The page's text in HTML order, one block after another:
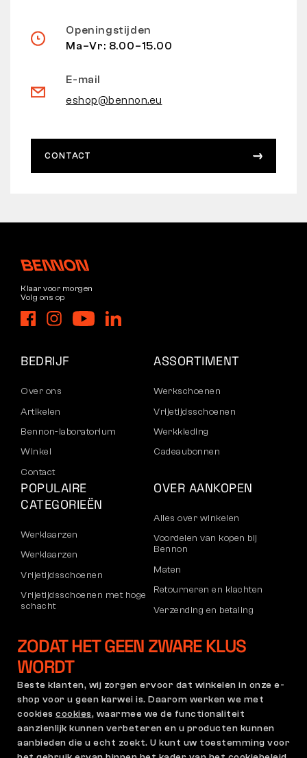
Openingstijden
Ma–Vr: 8.00–15.00
E-mail
eshop@bennon.eu
CONTACT
Klaar voor morgen
Volg ons op
BEDRIJF
Over ons
Artikelen
Bennon-laboratorium
Winkel
Contact
ASSORTIMENT
Werkschoenen
Vrijetijdsschoenen
Werkkleding
Cadeaubonnen
POPULAIRE
CATEGORIEËN
Werklaarzen
Werklaarzen
Vrijetijdsschoenen
Vrijetijdsschoenen met hoge
schacht
Sweatshirts
OVER AANKOPEN
Alles over winkelen
Voordelen van kopen bij
Bennon
Maten
Retourneren en klachten
Verzending en betaling
Registratie voor B2B
Algemene Voorwaarden
Klachtenregeling en
Garantiebeleid
Cookie-instellingen
GDPR
ZODAT HET GEEN ZWARE KLUS
WORDT
Beste klanten, wij zorgen ervoor dat winkelen in onze e-
shop voor u geen karwei is. Daarom werken we met
cookies cookies, waarmee we de functionaliteit
aanzienlijk kunnen verbeteren en u producten kunnen
aanbieden die u echt zoekt. U kunt uw toestemming voor